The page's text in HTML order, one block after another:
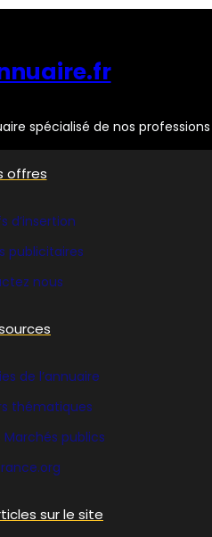
spécialisé de nos professions
offres
d’insertion
publicitaires
nous
de l’annuaire
thématiques
publics
.org
sur le site